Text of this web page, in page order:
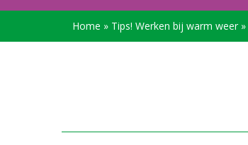
Home » Tips! Werken bij warm weer»